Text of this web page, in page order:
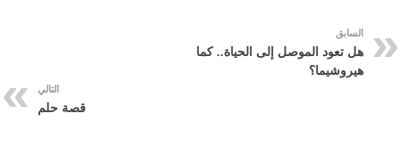
السابق
هل تعود الموصل إلى الحياة.. كما
هيروشيما؟
التالي
قصة حلم